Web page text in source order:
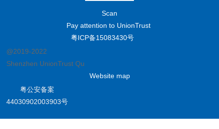
Scan
Pay attention to UnionTrust
粤ICP备15083430号
@2019-2022
Shenzhen UnionTrust Quality and Technology Co., Ltd.
Website map
粤公安备案
44030902003903号